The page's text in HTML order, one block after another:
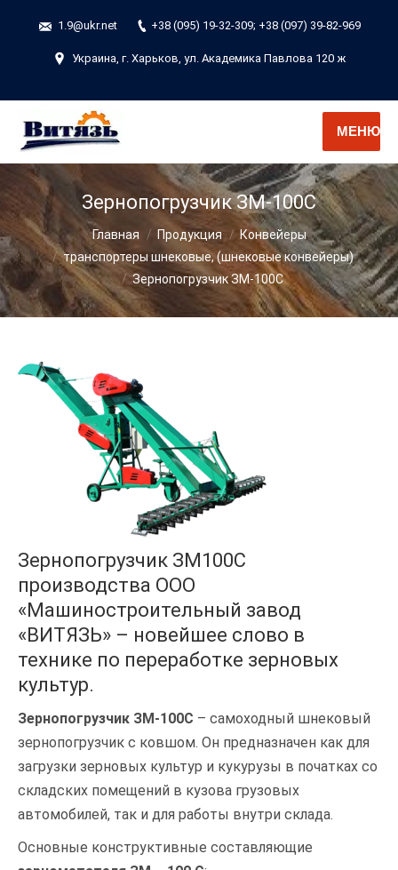
1.9@ukr.net +38 (095) 19-32-309; +38 (097) 39-82-969
Украина, г. Харьков, ул. Академика Павлова 120 ж
МЕНЮ
Зернопогрузчик ЗМ-100С
Вы здесь: Главная Продукция
Конвейеры
транспортеры шнековые, (шнековые конвейеры)
Зернопогрузчик ЗМ-100С
Зернопогрузчик ЗМ100С
производства ООО
«Машиностроительный завод
«ВИТЯЗЬ» – новейшее слово в
технике по переработке зерновых
культур.
Зернопогрузчик ЗМ-100С – самоходный шнековый
зернопогрузчик с ковшом. Он предназначен как для
загрузки зерновых культур и кукурузы в початках со
складских помещений в кузова грузовых
автомобилей, так и для работы внутри склада.
Основные конструктивные составляющие